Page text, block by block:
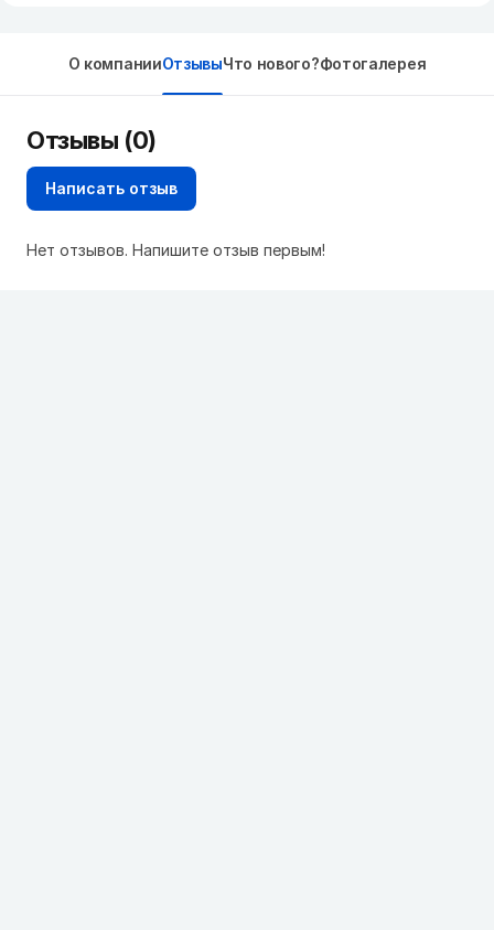
О компанииОтзывыЧто нового?Фотогалерея
Отзывы (0)
Написать отзыв
Нет отзывов. Напишите отзыв первым!